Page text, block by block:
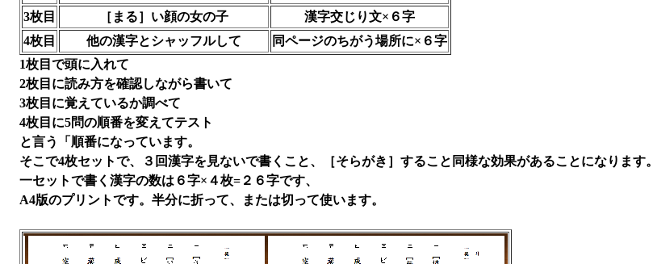
3枚目
［まる］い顔の女の子
漢字交じり文×６字
4枚目
他の漢字とシャッフルして
同ページのちがう場所に×６字
1枚目で頭に入れて
2枚目に読み方を確認しながら書いて
3枚目に覚えているか調べて
4枚目に5問の順番を変えてテスト
と言う「順番になっています。
そこで4枚セットで、３回漢字を見ないで書くこと、［そらがき］すること同様な効果があることになります。
一セットで書く漢字の数は６字×４枚=２６字です、
A4版のプリントです。半分に折って、または切って使います。